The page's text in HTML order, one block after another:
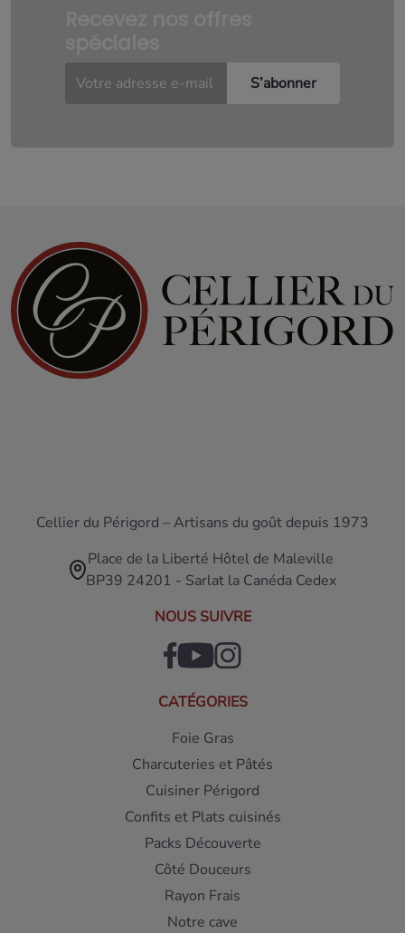
Cellier du Périgord – Artisans du goût depuis 1973
Place de la Liberté Hôtel de Maleville
BP39 24201 - Sarlat la Canéda Cedex
NOUS SUIVRE
CATÉGORIES
Foie Gras
Charcuteries et Pâtés
Cuisiner Périgord
Confits et Plats cuisinés
Packs Découverte
Côté Douceurs
Rayon Frais
Notre cave